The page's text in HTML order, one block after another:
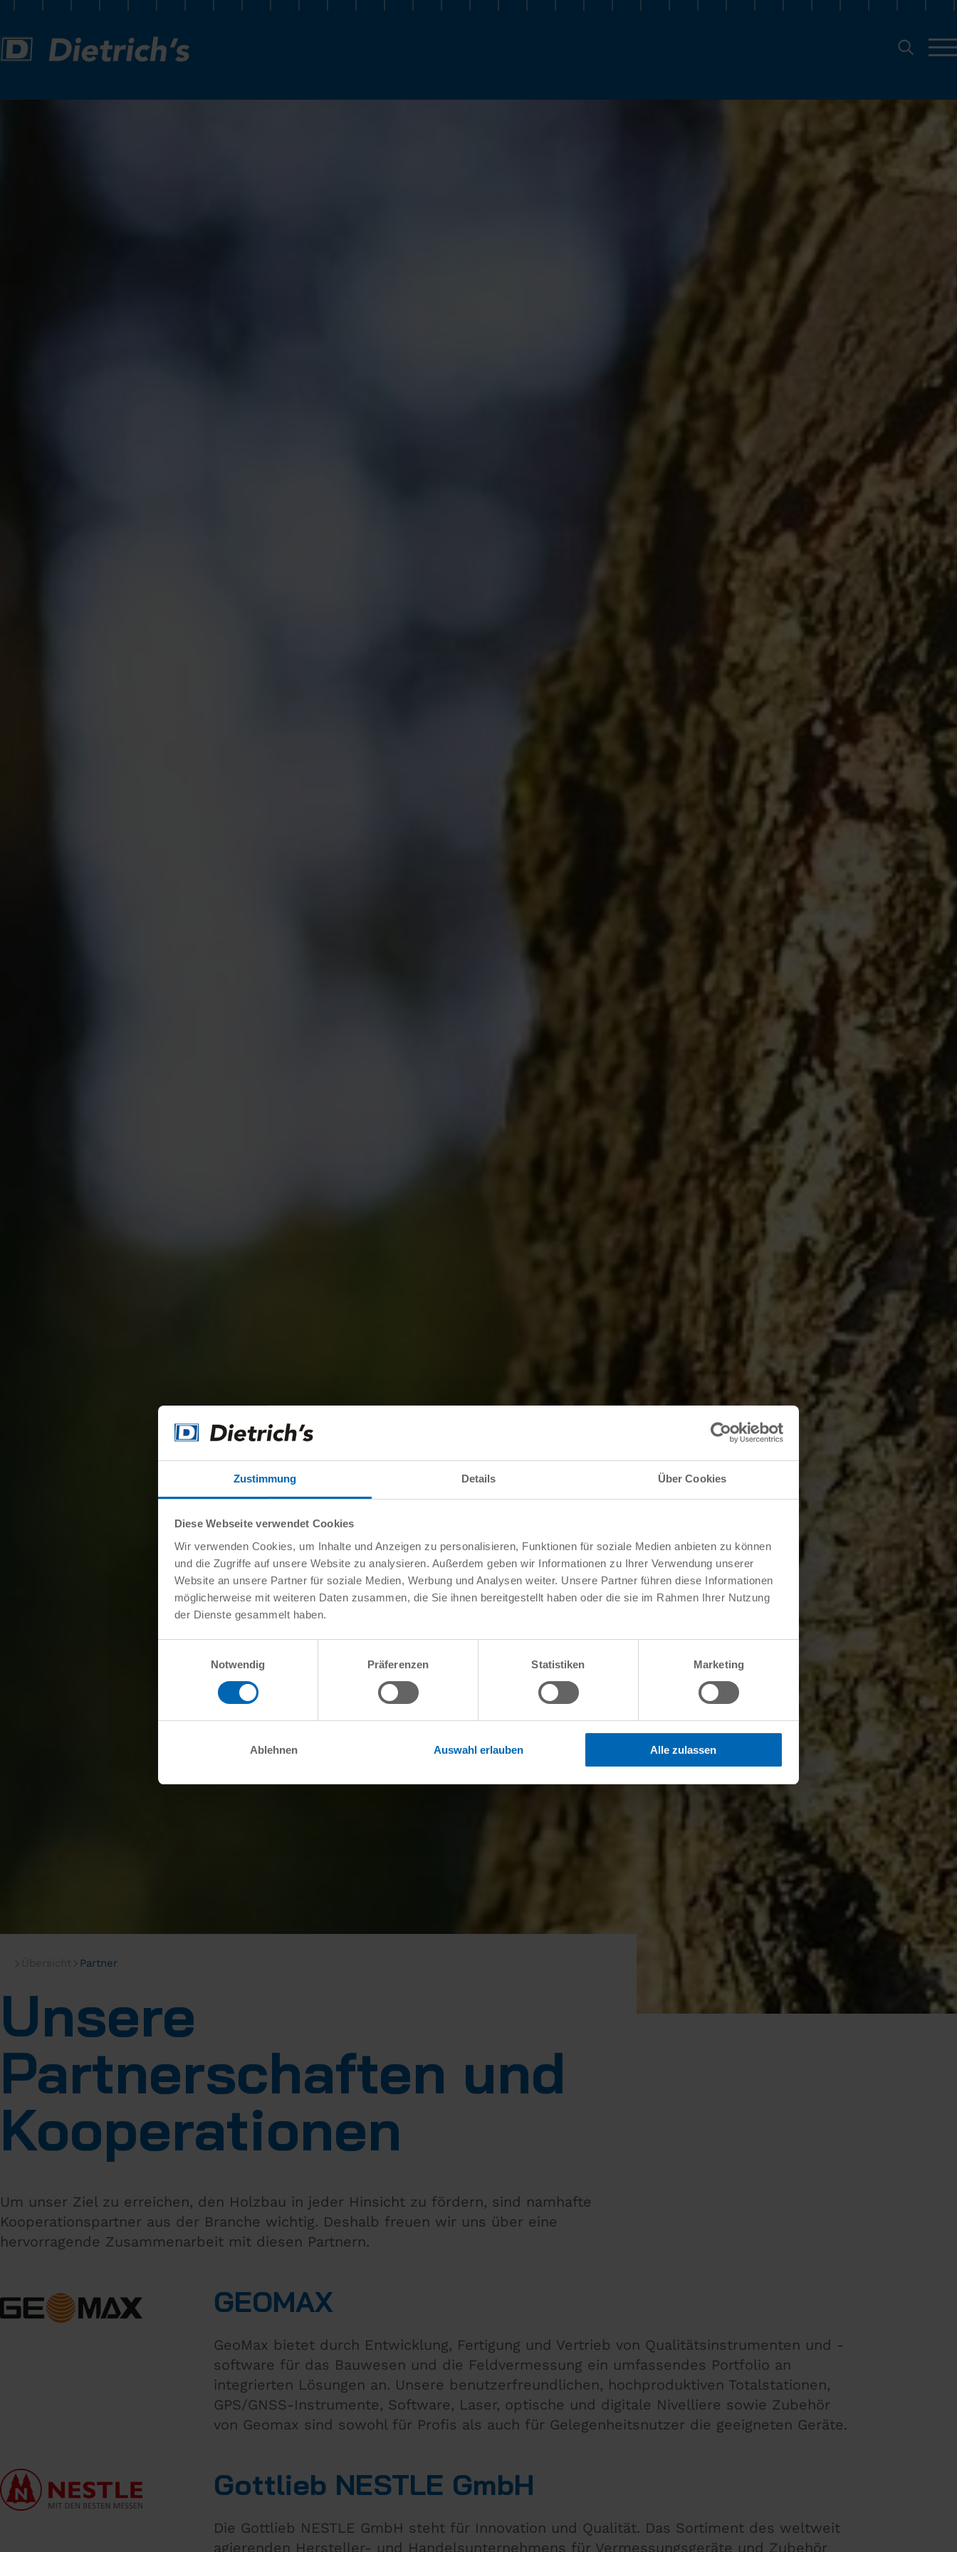
Zustimmung Details Über Cookies
Diese Webseite verwendet Cookies
Wir verwenden Cookies, um Inhalte und Anzeigen zu personalisieren, Funktionen für soziale Medien anbieten zu können
und die Zugriffe auf unsere Website zu analysieren. Außerdem geben wir Informationen zu Ihrer Verwendung unserer
Website an unsere Partner für soziale Medien, Werbung und Analysen weiter. Unsere Partner führen diese Informationen
möglicherweise mit weiteren Daten zusammen, die Sie ihnen bereitgestellt haben oder die sie im Rahmen Ihrer Nutzung
der Dienste gesammelt haben.
Notwendig
Präferenzen Statistiken Marketing
Ablehnen Auswahl erlauben Alle zulassen
Partner
Unsere
Partnerschaften und
Kooperationen
Um unser Ziel zu erreichen, den Holzbau in jeder Hinsicht zu fördern, sind namhafte
Kooperationspartner aus der Branche wichtig. Deshalb freuen wir uns über eine
hervorragende Zusammenarbeit mit diesen Partnern.
GEOMAX
GeoMax bietet durch Entwicklung, Fertigung und Vertrieb von Qualitätsinstrumenten und -
software für das Bauwesen und die Feldvermessung ein umfassendes Portfolio an
integrierten Lösungen an. Unsere benutzerfreundlichen, hochproduktiven Totalstationen,
GPS/GNSS-Instrumente, Software, Laser, optische und digitale Nivelliere sowie Zubehör
von Geomax sind sowohl für Profis als auch für Gelegenheitsnutzer die geeigneten Geräte.
Gottlieb NESTLE GmbH
Die Gottlieb NESTLE GmbH steht für Innovation und Qualität. Das Sortiment des weltweit
agierenden Hersteller- und Handelsunternehmens für Vermessungsgeräte und Zubehör